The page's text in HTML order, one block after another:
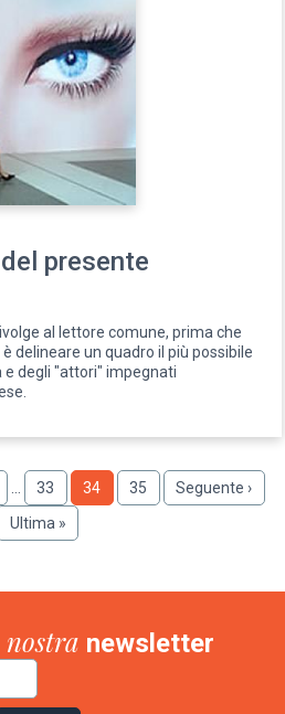
presente
al lettore comune, prima che
delineare un quadro il più possibile
e degli "attori" impegnati
Pagina
33 Pagina
34 Pagina
35
Pagina
successiva
Seguente ›
Ultima
pagina
Ultima »
newsletter